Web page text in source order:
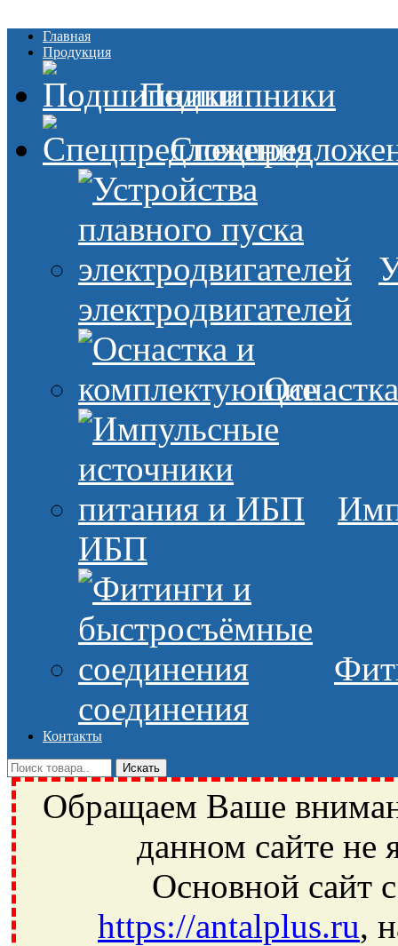
Главная
Продукция
Подшипники
электродвигателей
ИБП
соединения
Контакты
Обращаем Ваше
данном сайте не
Основной сайт
https://antalplus.ru,